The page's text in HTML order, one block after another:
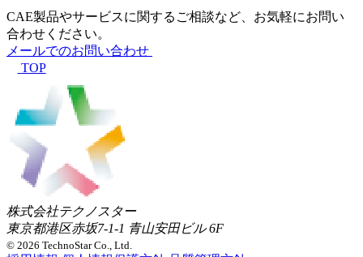
CAE製品やサービスに関するご相談など、お気軽にお問い
合わせください。
メールでのお問い合わせ
TOP
株式会社テクノスター
東京都港区赤坂7-1-1 青山安田ビル 6F
© 2026 TechnoStar Co., Ltd.